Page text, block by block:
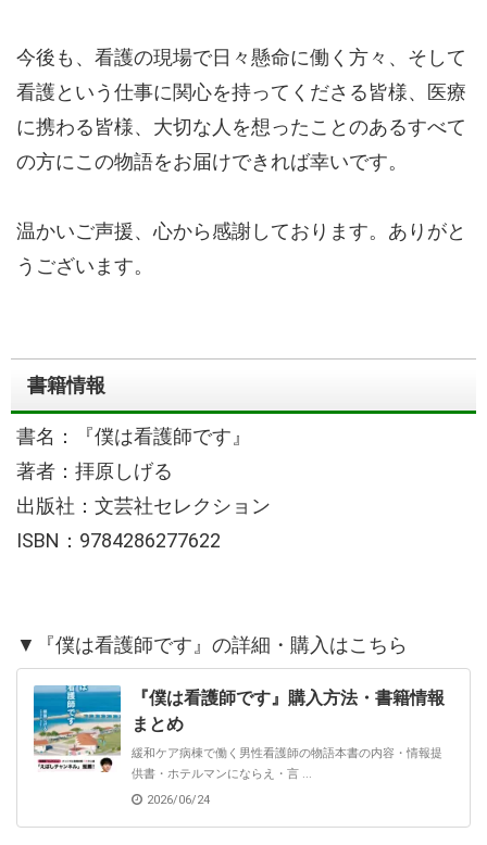
今後も、看護の現場で日々懸命に働く方々、そして
看護という仕事に関心を持ってくださる皆様、医療
に携わる皆様、大切な人を想ったことのあるすべて
の方にこの物語をお届けできれば幸いです。
温かいご声援、心から感謝しております。ありがと
うございます。
書籍情報
書名：『僕は看護師です』
著者：拝原しげる
出版社：文芸社セレクション
ISBN：9784286277622
▼『僕は看護師です』の詳細・購入はこちら
『僕は看護師です』購入方法・書籍情報
まとめ
緩和ケア病棟で働く男性看護師の物語本書の内容・情報提
供書・ホテルマンにならえ・言 ...
2026/06/24